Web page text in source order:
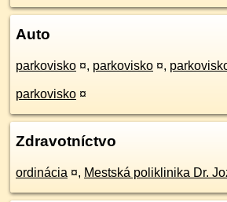
Auto
parkovisko ¤, parkovisko ¤,
parkovisko ¤
Zdravotníctvo
ordinácia ¤, Mestská poliklinika Dr.